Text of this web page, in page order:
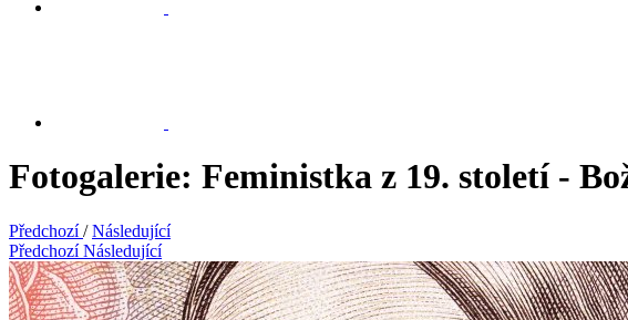
Fotogalerie: Feministka z 19. století -
Předchozí / Následující
Předchozí Následující